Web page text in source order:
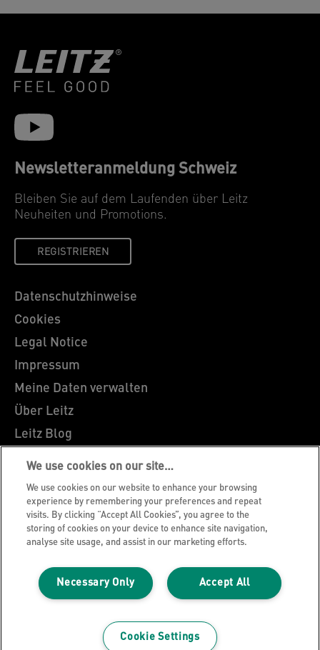
Newsletteranmeldung Schweiz
Bleiben Sie auf dem Laufenden über Leitz
Neuheiten und Promotions.
REGISTRIEREN
Datenschutzhinweise
Cookies
Legal Notice
Impressum
Meine Daten verwalten
Über Leitz
Leitz Blog
Karriere
Leitz EasyPrint
Kundenservice
Hinweise zum Verpackungsrecycling
Garantiebedingungen
Konformitätserklärungen
Sitemap
©2026 ACCO Brands
We use cookies on our site…
We use cookies on our website to enhance your browsing
experience by remembering your preferences and repeat
visits. By clicking “Accept All Cookies”, you agree to the
storing of cookies on your device to enhance site navigation,
analyse site usage, and assist in our marketing efforts.
Accept All
Necessary Only
Cookie Settings